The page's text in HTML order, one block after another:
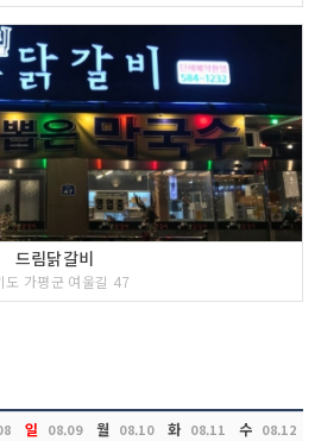
드림닭갈비
도 가평군 여울길 47
일 08.09 월 08.10 화 08.11 수 08.12